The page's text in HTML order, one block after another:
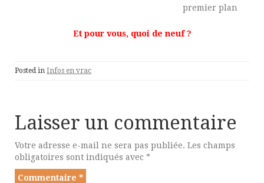
premier plan
Et pour vous, quoi de neuf ?
Posted in Infos en vrac
Laisser un commentaire
Votre adresse e-mail ne sera pas publiée. Les champs
obligatoires sont indiqués avec *
Commentaire *